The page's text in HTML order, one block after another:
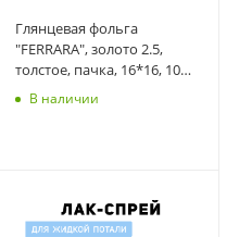
Глянцевая фольга
"FERRARA", золото 2.5,
толстое, пачка, 16*16, 100
листов
В наличии